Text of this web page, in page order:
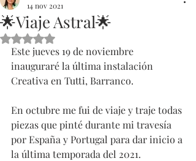
🌟Viaje Astral🌟
14 nov 2021
Obtuvo NaN de 5 estrellas.
Este jueves 19 de noviembre
inauguraré la última instalación
Creativa en Tutti, Barranco.
En octubre me fui de viaje y traje todas
piezas que pinté durante mi travesía
por España y Portugal para dar inicio a
la última temporada del 2021.